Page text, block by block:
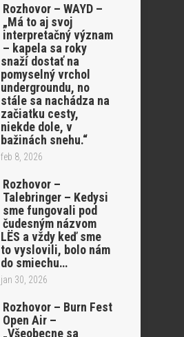
Rozhovor – WAYD –
„Má to aj svoj
interpretačný význam
– kapela sa roky
snaží dostať na
pomyselný vrchol
undergroundu, no
stále sa nachádza na
začiatku cesty,
niekde dole, v
bažinách snehu.“
feb 8, 2026
Rozhovor –
Talebringer – Kedysi
sme fungovali pod
čudesným názvom
LËS a vždy keď sme
to vyslovili, bolo nám
do smiechu…
jan 30, 2026
Rozhovor – Burn Fest
Open Air –
„Všeobecne sa